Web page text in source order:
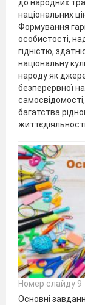
до народних
національних
Формування
особистості,
гідністю,
національну
народу як
безперервної
багатства
Номер слайду 9
Основні